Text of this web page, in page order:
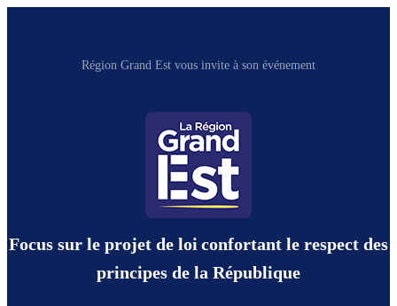
Région Grand Est vous invite à son événement
Focus sur le projet de loi confortant le respect des
principes de la République